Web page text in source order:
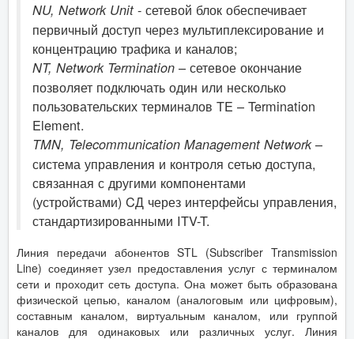
NU, Network Unit - сетевой блок обеспечивает
первичный доступ через мультиплексирование и
концентрацию трафика и каналов;
NT, Network Termination – сетевое окончание
позволяет подключать один или несколько
пользовательских терминалов TE – Termination
Element.
TMN, Telecommunication Management Network–
система управления и контроля сетью доступа,
связанная с другими компонентами
(устройствами) CД через интерфейсы управления,
стандартизированными ITV-T.
Линия передачи абонентов STL (Subscriber Transmission
Line) соединяет узел предоставления услуг с терминалом
сети и проходит сеть доступа. Она может быть образована
физической цепью, каналом (аналоговым или цифровым),
составным каналом, виртуальным каналом, или группой
каналов для одинаковых или различных услуг. Линия